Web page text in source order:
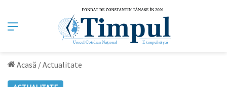
Meniu
Acasă /Actualitate